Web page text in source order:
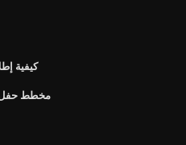
كيفية
مخطط حفل